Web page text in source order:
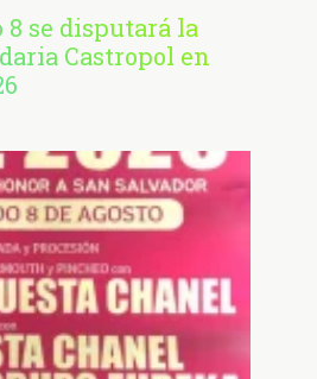
8 se disputará la
Castropol en